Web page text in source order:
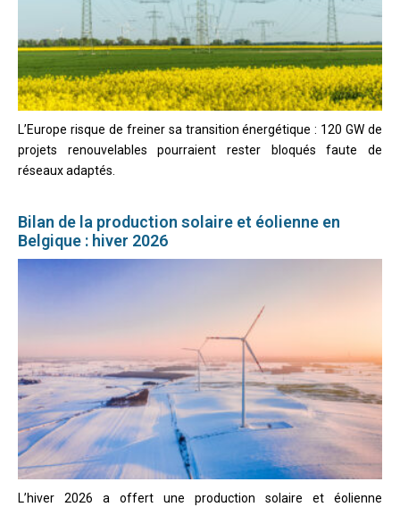
L’Europe risque de freiner sa transition énergétique : 120 GW de
projets renouvelables pourraient rester bloqués faute de
réseaux adaptés.
Bilan de la production solaire et éolienne en
Belgique : hiver 2026
L’hiver 2026 a offert une production solaire et éolienne